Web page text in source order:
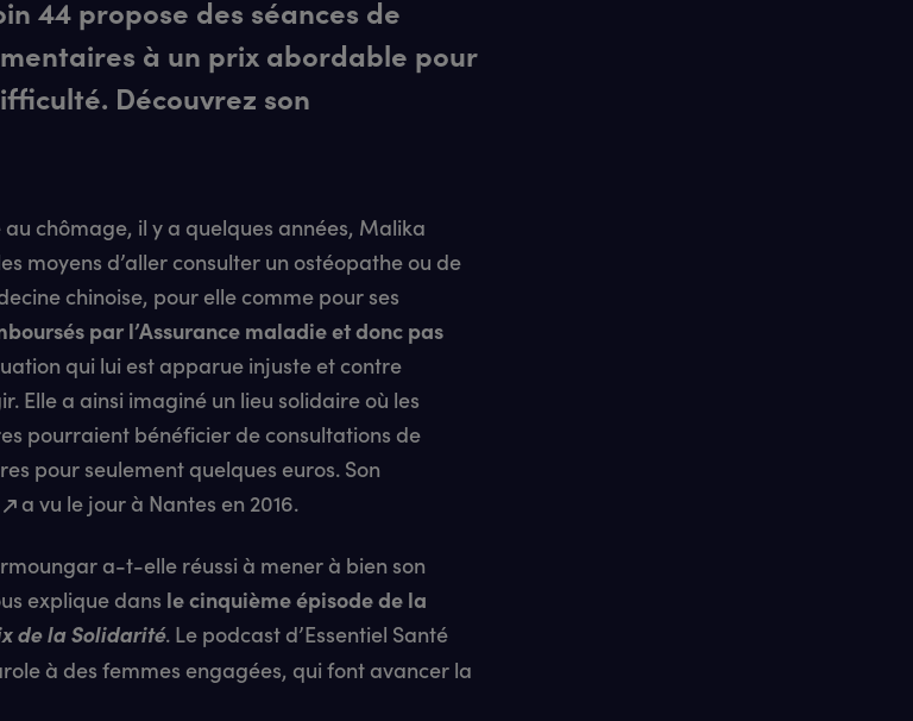
44 propose des séances de
à un prix abordable pour
Découvrez son
au chômage, il y a quelques années, Malika
moyens d’aller consulter un ostéopathe ou de
chinoise, pour elle comme pour ses
par l’Assurance maladie et donc pas
qui lui est apparue injuste et contre
Elle a ainsi imaginé un lieu solidaire où les
pourraient bénéficier de consultations de
pour seulement quelques euros. Son
a vu le jour à Nantes en 2016.
a-t-elle réussi à mener à bien son
explique dans le cinquième épisode de la
de la Solidarité. Le podcast d’Essentiel Santé
à des femmes engagées, qui font avancer la